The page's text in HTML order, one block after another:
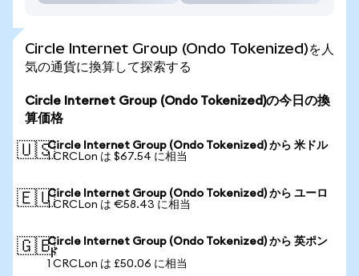
Circle Internet Group (Ondo Tokenized)を人
気の通貨に換算して探索する
Circle Internet Group (Ondo Tokenized)の今日の換
算価格
🇺🇸Circle Internet Group (Ondo Tokenized) から 米ドル
1 CRCLon は $67.54 に相当
🇪🇺Circle Internet Group (Ondo Tokenized) から ユーロ
1 CRCLon は €58.43 に相当
🇬🇧Circle Internet Group (Ondo Tokenized) から 英ポン
ド
1 CRCLon は £50.06 に相当